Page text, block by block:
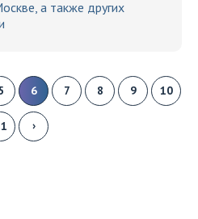
а также других
6 7 8 9 10
›